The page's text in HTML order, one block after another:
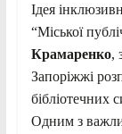
Ідея
“Міської
Крамаренко,
Запоріжжі
бібліотечних
Одним з